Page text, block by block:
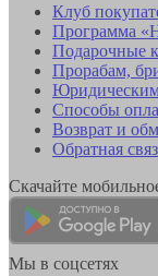
Клуб
Программа
Подарочные
Прорабам,
Способы
Возврат и
Обратная
Скачайте
Мы в соцсетях